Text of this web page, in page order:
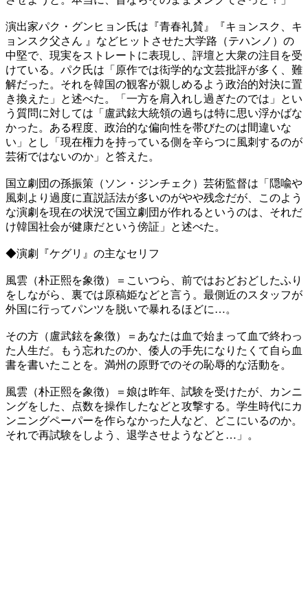
演出家パク・グンヒョン氏は『青春礼賛』『キョンスク、キ
ョンスク父さん 』などヒットさせた大学路（テハンノ）の
中堅で、現実をストレートに表現し、評壇と大衆の注目を受
けている。パク氏は「原作では衒学的な文芸批評が多く、難
解だった。それを韓国の観客が親しめるよう政治的対決に置
き換えた」と述べた。「一方を肩入れし過ぎたのでは」とい
う質問に対しては「盧武鉉大統領の過ちは特に思い浮かばな
かった。ある程度、政治的な偏向性を帯びたのは間違いな
い」とし「現在権力を持っている側を辛らつに風刺するのが
芸術ではないのか」と答えた。
国立劇団の孫振策（ソン・ジンチェク）芸術監督は「隠喩や
風刺より過度に直説話法が多いのがやや残念だが、このよう
な演劇を現在の状況で国立劇団が作れるというのは、それだ
け韓国社会が健康だという傍証」と述べた。
◆演劇『ケグリ』の主なセリフ
風雲（朴正熙を象徴）＝こいつら、前ではおどおどしたふり
をしながら、裏では原稿姫などと言う。最側近のスタッフが
外国に行ってパンツを脱いで暴れるほどに…。
その方（盧武鉉を象徴）＝あなたは血で始まって血で終わっ
た人生だ。もう忘れたのか、倭人の手先になりたくて自ら血
書を書いたことを。満州の原野でのその恥辱的な活動を。
風雲（朴正熙を象徴）＝娘は昨年、試験を受けたが、カンニ
ングをした、点数を操作したなどと攻撃する。学生時代にカ
ンニングペーパーを作らなかった人など、どこにいるのか。
それで再試験をしよう、退学させようなどと…」。